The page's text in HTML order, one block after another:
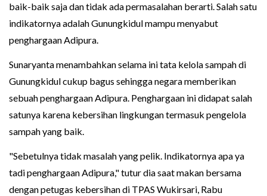
baik-baik saja dan tidak ada permasalahan berarti. Salah satu
indikatornya adalah Gunungkidul mampu menyabut
penghargaan Adipura.
Sunaryanta menambahkan selama ini tata kelola sampah di
Gunungkidul cukup bagus sehingga negara memberikan
sebuah penghargaan Adipura. Penghargaan ini didapat salah
satunya karena kebersihan lingkungan termasuk pengelola
sampah yang baik.
"Sebetulnya tidak masalah yang pelik. Indikatornya apa ya
tadi penghargaan Adipura," tutur dia saat makan bersama
dengan petugas kebersihan di TPAS Wukirsari, Rabu